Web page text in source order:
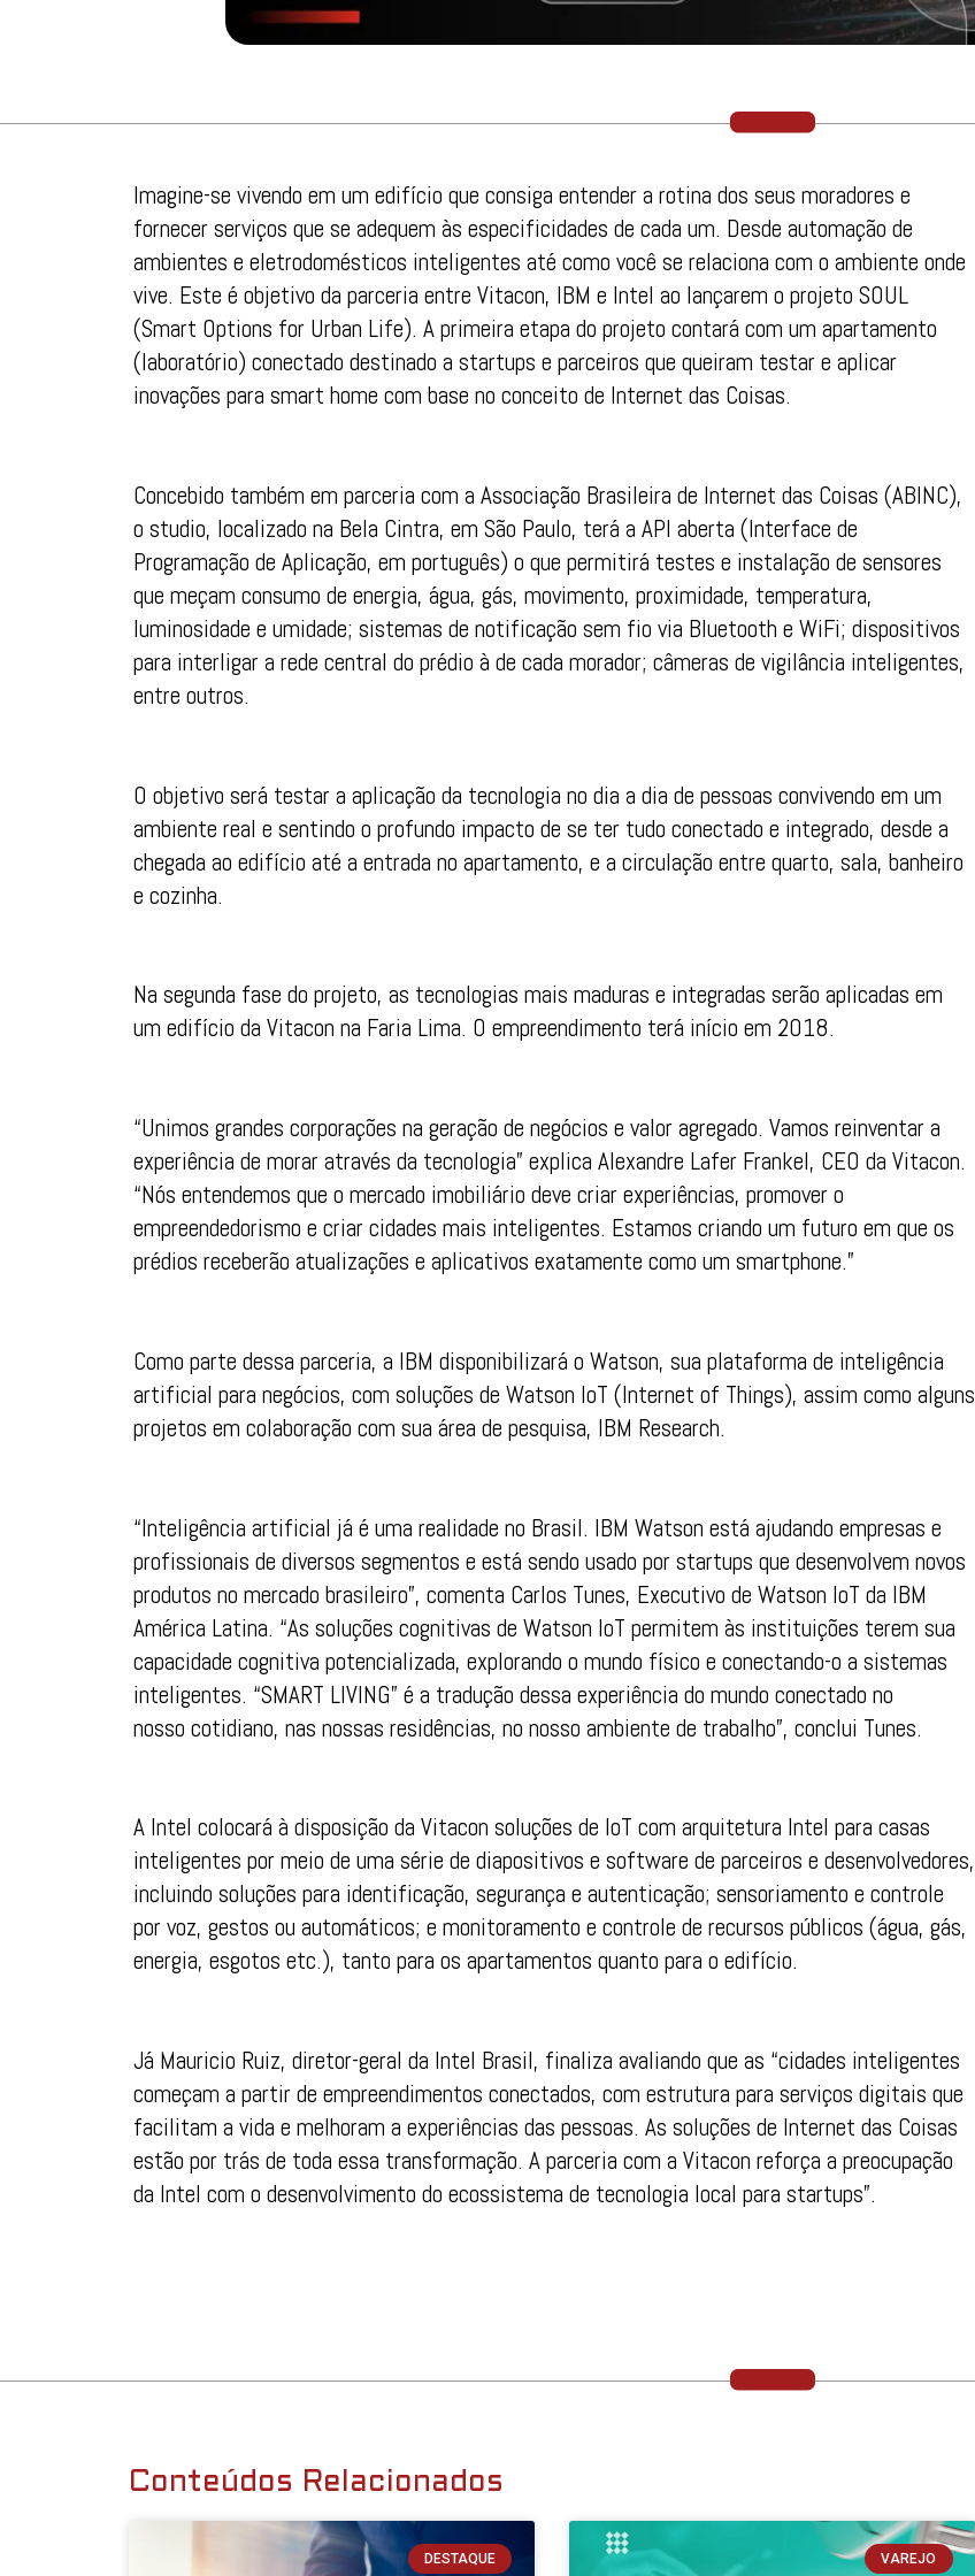
Imagine-se vivendo em um edifício que consiga entender a rotina dos seus moradores e
fornecer serviços que se adequem às especificidades de cada um. Desde automação de
ambientes e eletrodomésticos inteligentes até como você se relaciona com o ambiente onde
vive. Este é objetivo da parceria entre Vitacon, IBM e Intel ao lançarem o projeto SOUL
(Smart Options for Urban Life). A primeira etapa do projeto contará com um apartamento
(laboratório) conectado destinado a startups e parceiros que queiram testar e aplicar
inovações para smart home com base no conceito de Internet das Coisas.
Concebido também em parceria com a Associação Brasileira de Internet das Coisas (ABINC),
o studio, localizado na Bela Cintra, em São Paulo, terá a API aberta (Interface de
Programação de Aplicação, em português) o que permitirá testes e instalação de sensores
que meçam consumo de energia, água, gás, movimento, proximidade, temperatura,
luminosidade e umidade; sistemas de notificação sem fio via Bluetooth e WiFi; dispositivos
para interligar a rede central do prédio à de cada morador; câmeras de vigilância inteligentes,
entre outros.
O objetivo será testar a aplicação da tecnologia no dia a dia de pessoas convivendo em um
ambiente real e sentindo o profundo impacto de se ter tudo conectado e integrado, desde a
chegada ao edifício até a entrada no apartamento, e a circulação entre quarto, sala, banheiro
e cozinha.
Na segunda fase do projeto, as tecnologias mais maduras e integradas serão aplicadas em
um edifício da Vitacon na Faria Lima. O empreendimento terá início em 2018.
“Unimos grandes corporações na geração de negócios e valor agregado. Vamos reinventar a
experiência de morar através da tecnologia” explica Alexandre Lafer Frankel, CEO da Vitacon.
“Nós entendemos que o mercado imobiliário deve criar experiências, promover o
empreendedorismo e criar cidades mais inteligentes. Estamos criando um futuro em que os
prédios receberão atualizações e aplicativos exatamente como um smartphone.”
Como parte dessa parceria, a IBM disponibilizará o Watson, sua plataforma de inteligência
artificial para negócios, com soluções de Watson IoT (Internet of Things), assim como alguns
projetos em colaboração com sua área de pesquisa, IBM Research.
“Inteligência artificial já é uma realidade no Brasil. IBM Watson está ajudando empresas e
profissionais de diversos segmentos e está sendo usado por startups que desenvolvem novos
produtos no mercado brasileiro”, comenta Carlos Tunes, Executivo de Watson IoT da IBM
América Latina. “As soluções cognitivas de Watson IoT permitem às instituições terem sua
capacidade cognitiva potencializada, explorando o mundo físico e conectando-o a sistemas
inteligentes. “SMART LIVING” é a tradução dessa experiência do mundo conectado no
nosso cotidiano, nas nossas residências, no nosso ambiente de trabalho”, conclui Tunes.
A Intel colocará à disposição da Vitacon soluções de IoT com arquitetura Intel para casas
inteligentes por meio de uma série de diapositivos e software de parceiros e desenvolvedores,
incluindo soluções para identificação, segurança e autenticação; sensoriamento e controle
por voz, gestos ou automáticos; e monitoramento e controle de recursos públicos (água, gás,
energia, esgotos etc.), tanto para os apartamentos quanto para o edifício.
Já Mauricio Ruiz, diretor-geral da Intel Brasil, finaliza avaliando que as “cidades inteligentes
começam a partir de empreendimentos conectados, com estrutura para serviços digitais que
facilitam a vida e melhoram a experiências das pessoas. As soluções de Internet das Coisas
estão por trás de toda essa transformação. A parceria com a Vitacon reforça a preocupação
da Intel com o desenvolvimento do ecossistema de tecnologia local para startups”.
Conteúdos Relacionados
DESTAQUE VAREJO